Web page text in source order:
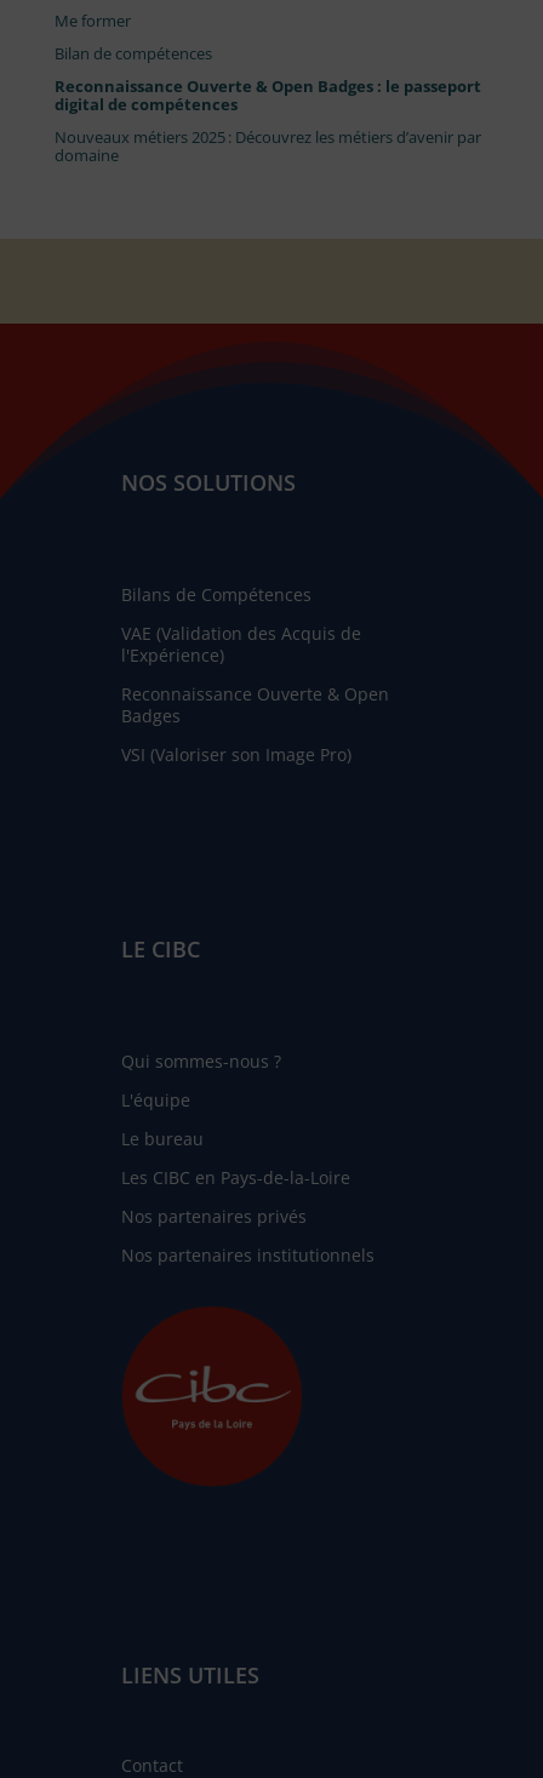
Me former
Bilan de compétences
Reconnaissance Ouverte & Open Badges : le passeport
digital de compétences
Nouveaux métiers 2025 : Découvrez les métiers d’avenir par
domaine
NOS SOLUTIONS
Bilans de Compétences
VAE (Validation des Acquis de
l'Expérience)
Reconnaissance Ouverte & Open
Badges
VSI (Valoriser son Image Pro)
LE CIBC
Qui sommes-nous ?
L'équipe
Le bureau
Les CIBC en Pays-de-la-Loire
Nos partenaires privés
Nos partenaires institutionnels
LIENS UTILES
Contact